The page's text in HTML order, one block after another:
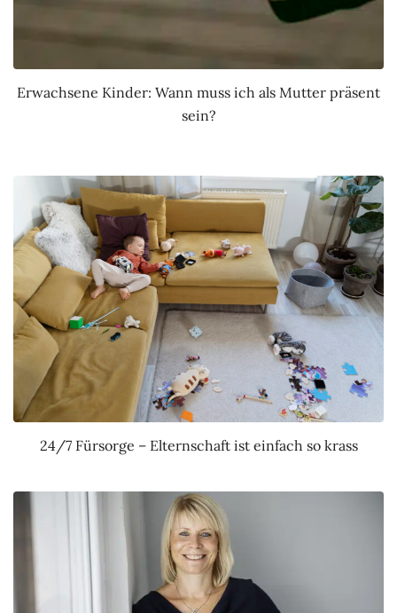
Erwachsene Kinder: Wann muss ich als Mutter präsent
sein?
24/7 Fürsorge – Elternschaft ist einfach so krass